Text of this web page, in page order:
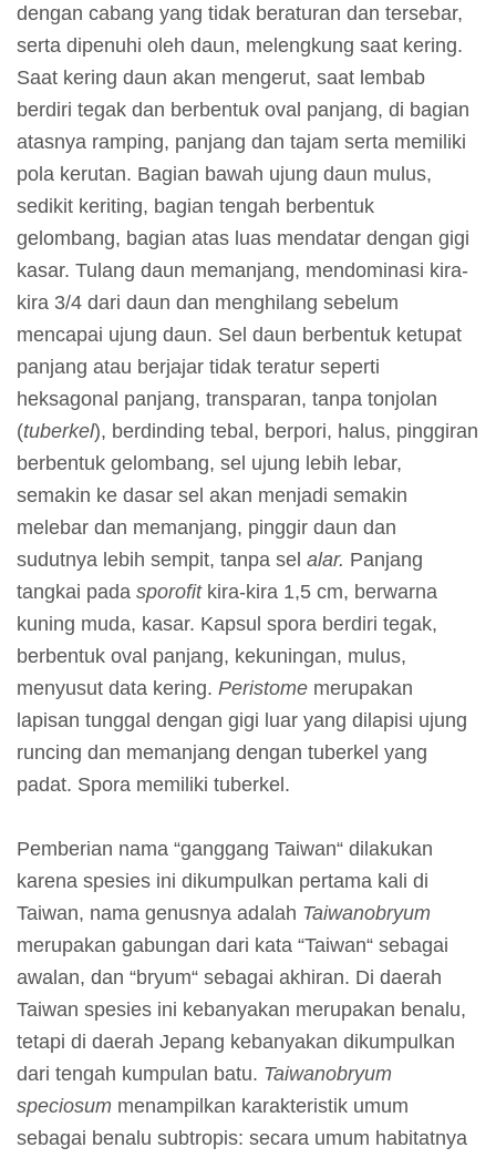
j
u
n
g
a
n
I
n
f
o
r
m
a
s
i
P
a
m
e
r
a
n
M
d
i
a
P
e
m
b
e
l
a
dengan cabang yang tidak beraturan dan tersebar,
serta dipenuhi oleh daun, melengkung saat kering.
Saat kering daun akan mengerut, saat lembab
berdiri tegak dan berbentuk oval panjang, di bagian
atasnya ramping, panjang dan tajam serta memiliki
pola kerutan. Bagian bawah ujung daun mulus,
sedikit keriting, bagian tengah berbentuk
gelombang, bagian atas luas mendatar dengan gigi
kasar. Tulang daun memanjang, mendominasi kira-
kira 3/4 dari daun dan menghilang sebelum
mencapai ujung daun. Sel daun berbentuk ketupat
panjang atau berjajar tidak teratur seperti
heksagonal panjang, transparan, tanpa tonjolan
(tuberkel), berdinding tebal, berpori, halus, pinggiran
berbentuk gelombang, sel ujung lebih lebar,
semakin ke dasar sel akan menjadi semakin
melebar dan memanjang, pinggir daun dan
sudutnya lebih sempit, tanpa sel alar. Panjang
tangkai pada sporofitkira-kira 1,5 cm, berwarna
kuning muda, kasar. Kapsul spora berdiri tegak,
berbentuk oval panjang, kekuningan, mulus,
menyusut data kering. Peristome merupakan
lapisan tunggal dengan gigi luar yang dilapisi ujung
runcing dan memanjang dengan tuberkel yang
padat. Spora memiliki tuberkel.
Pemberian nama “ganggang Taiwan“ dilakukan
karena spesies ini dikumpulkan pertama kali di
Taiwan, nama genusnya adalah Taiwanobryum
merupakan gabungan dari kata “Taiwan“ sebagai
awalan, dan “bryum“ sebagai akhiran. Di daerah
Taiwan spesies ini kebanyakan merupakan benalu,
tetapi di daerah Jepang kebanyakan dikumpulkan
dari tengah kumpulan batu. Taiwanobryum
speciosum menampilkan karakteristik umum
sebagai benalu subtropis: secara umum habitatnya